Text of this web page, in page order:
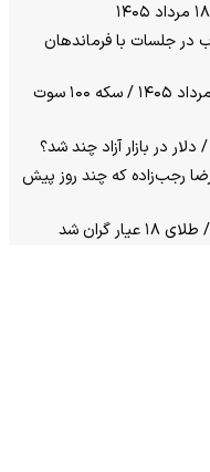
در جلسات با فرماندهان
قیمت سکه پارسیان امروز یکشنبه ۱۸ مرداد ۱۴۰۵ / سکه ۱۰۰ سوت
رجب‌زاده که چند روز پیش